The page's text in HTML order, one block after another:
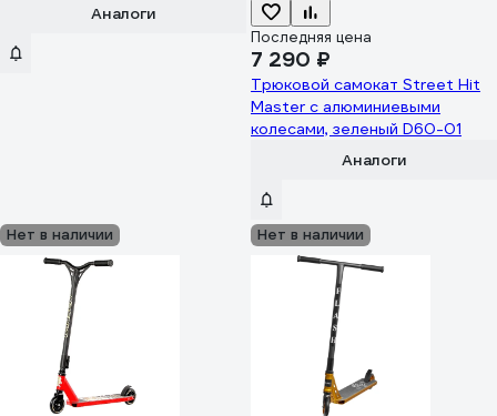
Аналоги
Последняя цена
7 290 ₽
Трюковой самокат Street Hit
Master с алюминиевыми
колесами, зеленый D60-01
Аналоги
Нет в наличии Нет в наличии